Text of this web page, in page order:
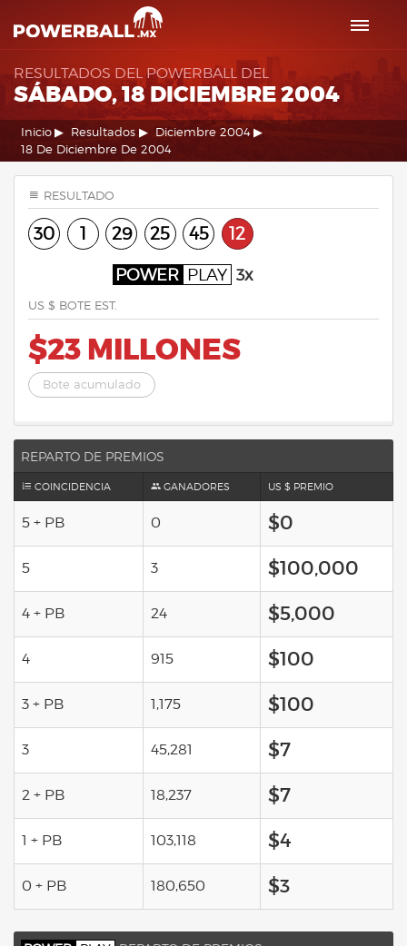
RESULTADOS DEL POWERBALL DEL
SÁBADO, 18 DICIEMBRE 2004
Inicio Resultados
Diciembre 2004
18 De Diciembre De 2004
RESULTADO
30 1 29 25 45 12
POWER PLAY 3x
US $ BOTE EST.
$23 MILLONES
Bote acumulado
REPARTO DE PREMIOS
COINCIDENCIA GANADORES US $ PREMIO
5 + PB 0 $0
5 3 $100,000
4 + PB 24 $5,000
4 915 $100
3 + PB 1,175 $100
3 45,281 $7
2 + PB 18,237 $7
1 + PB 103,118 $4
0 + PB 180,650 $3